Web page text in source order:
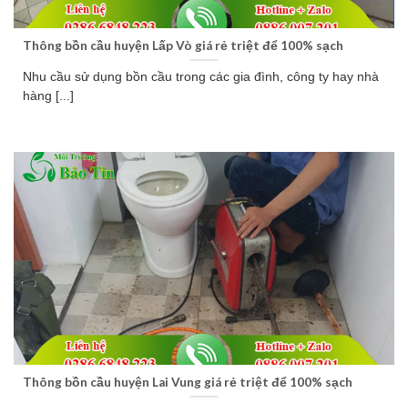
Thông bồn cầu huyện Lấp Vò giá rẻ triệt để 100% sạch
Nhu cầu sử dụng bồn cầu trong các gia đình, công ty hay nhà
hàng [...]
Thông bồn cầu huyện Lai Vung giá rẻ triệt để 100% sạch